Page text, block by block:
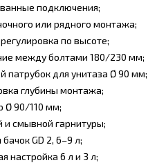
подключения;
или рядного монтажа;
по высоте;
между болтами 180/230 мм;
патрубок для унитаза Ø 90 мм;
глубины монтажа;
Ø 90/110 мм;
и смывной гарнитуры;
GD 2, 6–9 л;
настройка 6 л и 3 л;